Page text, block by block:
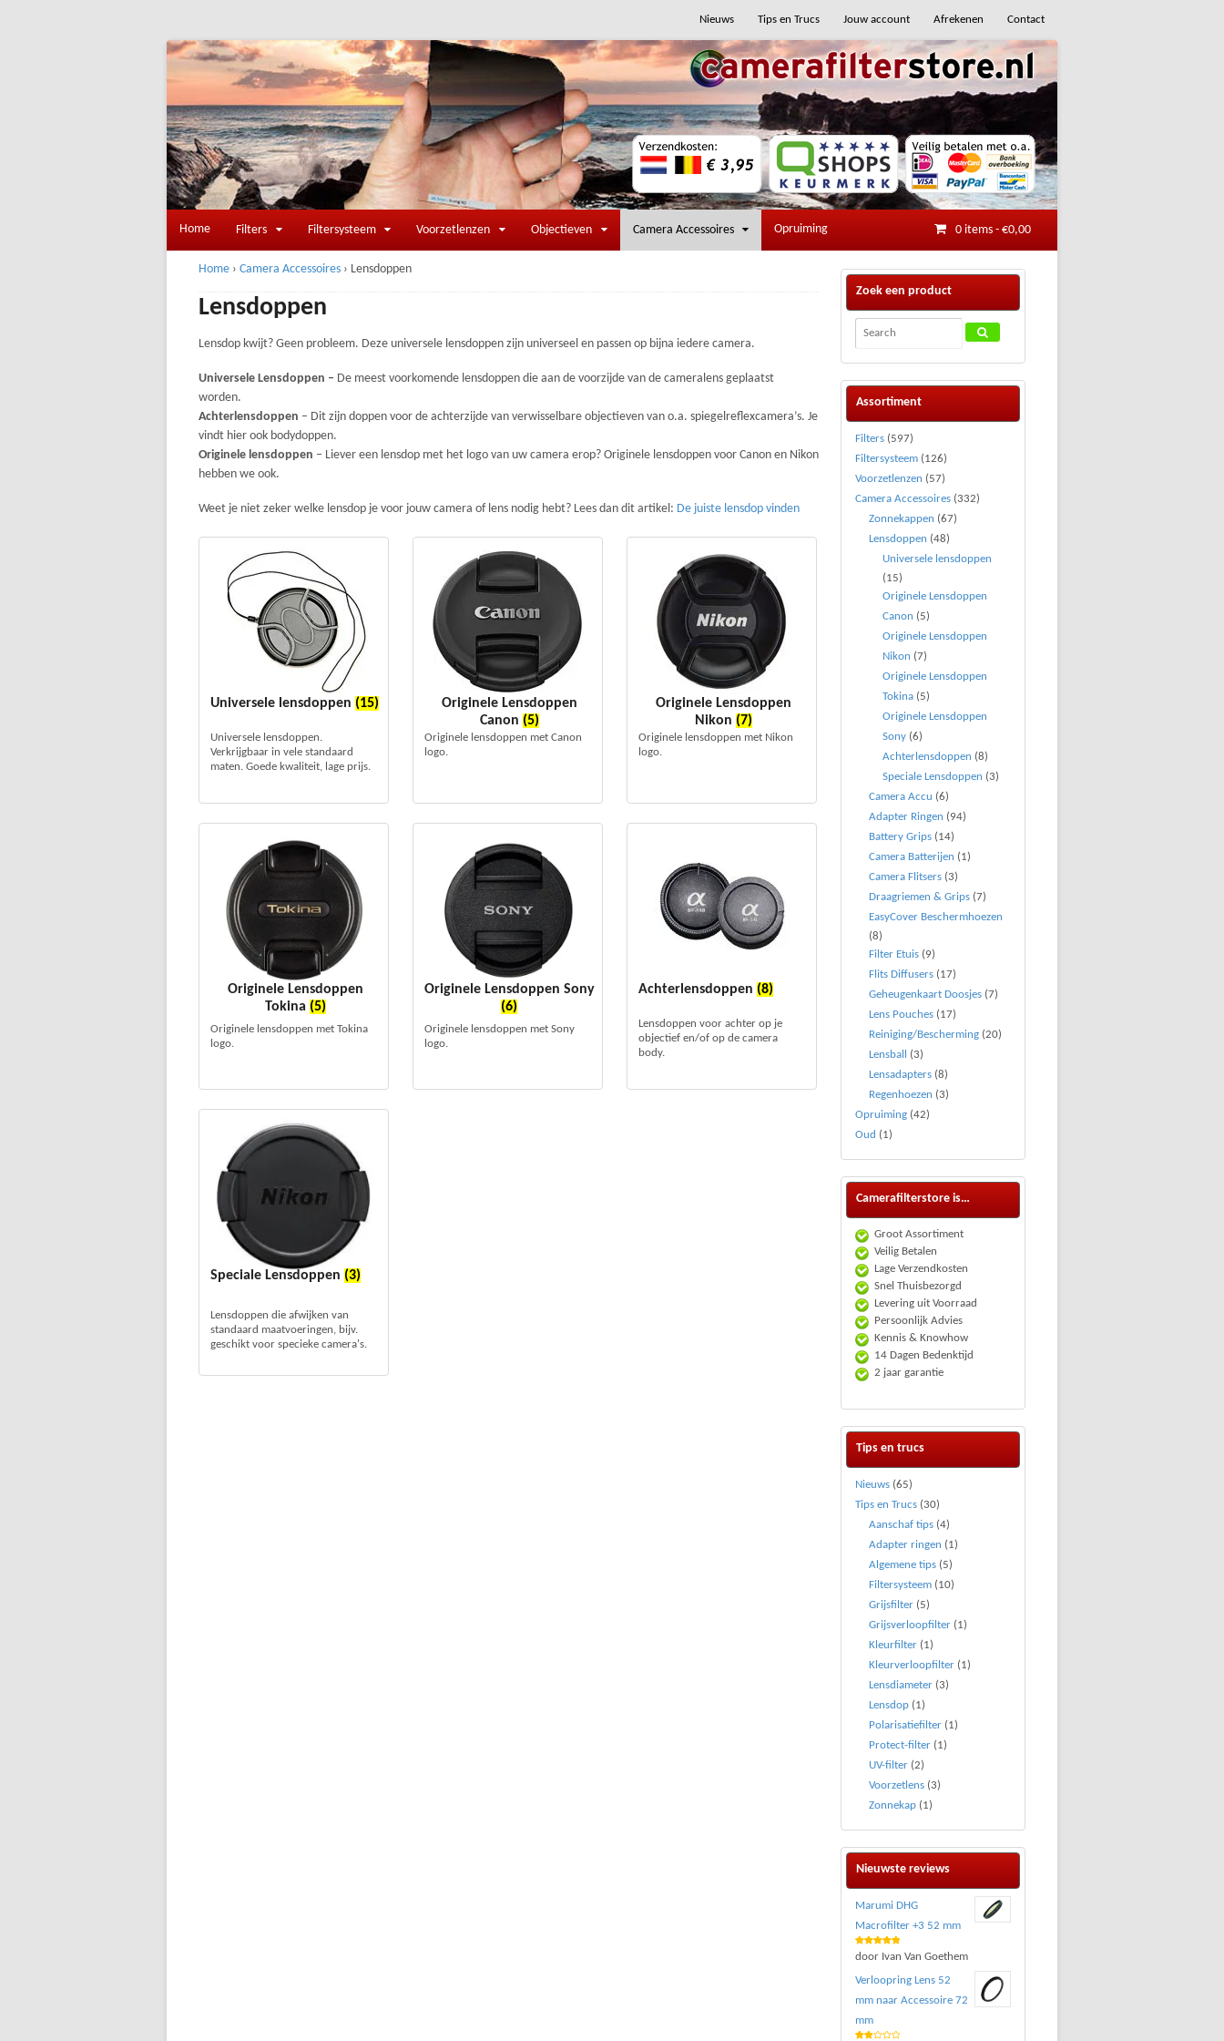
Nieuws Tips en Trucs Jouw account Afrekenen Contact
Home Filters Filtersysteem Voorzetlenzen Objectieven Camera Accessoires Opruiming 0 items - €0,00
Home › Camera Accessoires › Lensdoppen
Lensdoppen
Lensdop kwijt? Geen probleem. Deze universele lensdoppen zijn universeel en passen op bijna iedere camera.
Universele Lensdoppen – De meest voorkomende lensdoppen die aan de voorzijde van de cameralens geplaatst
worden.
Achterlensdoppen – Dit zijn doppen voor de achterzijde van verwisselbare objectieven van o.a. spiegelreflexcamera’s. Je
vindt hier ook bodydoppen.
Originele lensdoppen – Liever een lensdop met het logo van uw camera erop? Originele lensdoppen voor Canon en Nikon
hebben we ook.
Weet je niet zeker welke lensdop je voor jouw camera of lens nodig hebt? Lees dan dit artikel: De juiste lensdop vinden
Universele lensdoppen (15)
Universele lensdoppen.
Verkrijgbaar in vele standaard
maten. Goede kwaliteit, lage prijs.
Originele Lensdoppen
Canon (5)
Originele lensdoppen met Canon
logo.
Originele Lensdoppen
Nikon (7)
Originele lensdoppen met Nikon
logo.
Originele Lensdoppen
Tokina (5)
Originele lensdoppen met Tokina
logo.
Originele Lensdoppen Sony
(6)
Originele lensdoppen met Sony
logo.
Achterlensdoppen (8)
Lensdoppen voor achter op je
objectief en/of op de camera
body.
Speciale Lensdoppen (3)
Lensdoppen die afwijken van
standaard maatvoeringen, bijv.
geschikt voor specieke camera's.
Zoek een product
Assortiment
Filters (597)
Filtersysteem (126)
Voorzetlenzen (57)
Camera Accessoires (332)
Zonnekappen (67)
Lensdoppen (48)
Universele lensdoppen
(15)
Originele Lensdoppen
Canon (5)
Originele Lensdoppen
Nikon (7)
Originele Lensdoppen
Tokina (5)
Originele Lensdoppen
Sony (6)
Achterlensdoppen (8)
Speciale Lensdoppen (3)
Camera Accu (6)
Adapter Ringen (94)
Battery Grips (14)
Camera Batterijen (1)
Camera Flitsers (3)
Draagriemen & Grips (7)
EasyCover Beschermhoezen
(8)
Filter Etuis (9)
Flits Diffusers (17)
Geheugenkaart Doosjes (7)
Lens Pouches (17)
Reiniging/Bescherming (20)
Lensball
(3)
Lensadapters (8)
Regenhoezen (3)
Opruiming (42)
Oud (1)
Camerafilterstore is…
Groot Assortiment
Veilig Betalen
Lage Verzendkosten
Snel Thuisbezorgd
Levering uit Voorraad
Persoonlijk Advies
Kennis & Knowhow
14 Dagen Bedenktijd
2 jaar garantie
Tips en trucs
Nieuws(65)
Tips en Trucs(30)
Aanschaf tips(4)
Adapter ringen (1)
Algemene tips(5)
Filtersysteem(10)
Grijsfilter(5)
Grijsverloopfilter(1)
Kleurfilter(1)
Kleurverloopfilter(1)
Lensdiameter(3)
Lensdop(1)
Polarisatiefilter(1)
Protect-filter(1)
UV-filter(2)
Voorzetlens(3)
Zonnekap(1)
Nieuwste reviews
Marumi DHG
Macrofilter +3 52 mm
Waardering
door Ivan Van Goethem
Verloopring Lens 52
mm naar Accessoire 72
mm